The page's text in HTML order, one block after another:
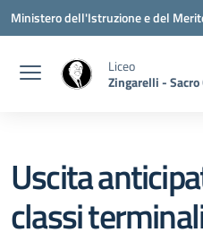
Vai ai contenuti
Vai al menu di navigazione
Vai al footer
Ministero dell'Istruzione e del
Liceo
Zingarelli - Sacro
Uscita
classi